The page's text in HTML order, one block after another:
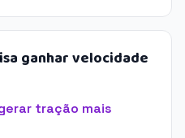
ganhar velocidade
tração mais